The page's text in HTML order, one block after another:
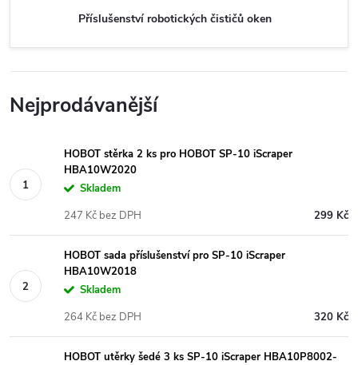
Příslušenství robotických čističů oken
Nejprodávanější
HOBOT stěrka 2 ks pro HOBOT SP-10 iScraper
HBA10W2020
Skladem
299 Kč
247 Kč bez DPH
HOBOT sada příslušenství pro SP-10 iScraper
HBA10W2018
Skladem
320 Kč
264 Kč bez DPH
HOBOT utěrky šedé 3 ks SP-10 iScraper HBA10P8002-